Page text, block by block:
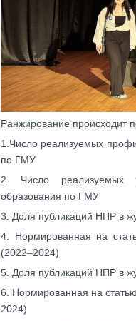
Ранжирование происходит
1.Число реализуемых
по ГМУ
2. Число реализуемых
образования по ГМУ
3. Доля публикаций НПР в
4. Нормированная на
(2022–2024)
5. Доля публикаций НПР в
6. Нормированная на
2024)